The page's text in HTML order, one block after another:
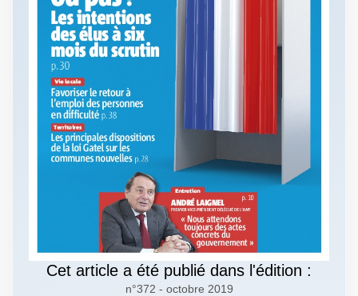
Cet article a été publié dans l'édition :
n°372 - octobre 2019